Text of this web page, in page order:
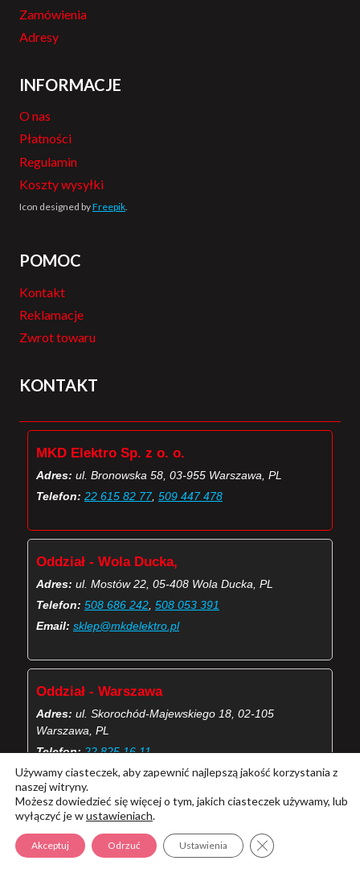
Zamówienia
Adresy
INFORMACJE
O nas
Płatności
Regulamin
Koszty wysyłki
Icon designed byFreepik.
POMOC
Kontakt
Reklamacje
Zwrot towaru
KONTAKT
MKD Elektro Sp. z o. o.
Adres: ul. Bronowska 58, 03-955 Warszawa, PL
Telefon: 22 615 82 77, 509 447 478
Oddział - Wola Ducka,
Adres: ul. Mostów 22, 05-408 Wola Ducka, PL
Telefon: 508 686 242 508 053 391
Email: sklep@mkdelektro.pl
Oddział - Warszawa
Adres: ul. Skorochód-Majewskiego 18, 02-105
Warszawa, PL
Telefon: 22 825 16 11
Email: skorochod@mkdelektro.pl
(Więcej o kontaktach MKD Elektro)
Używamy ciasteczek, aby zapewnić najlepszą jakość korzystania z
naszej witryny.
Możesz dowiedzieć się więcej o tym, jakich ciasteczek używamy, lub
wyłączyć je wustawieniach.
Akceptuj Odrzuć Ustawienia Zamknij panel